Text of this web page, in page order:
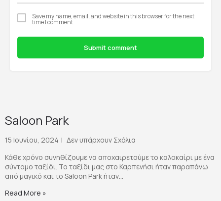
Save my name, email, and website in this browser for the next
time I comment.
Submit comment
Saloon Park
15 Ιουνίου, 2024
Δεν υπάρχουν Σχόλια
Κάθε χρόνο συνηθίζουμε να αποχαιρετούμε το καλοκαίρι με ένα
σύντομο ταξίδι. Το ταξίδι μας στο Καρπενήσι ήταν παραπάνω
από μαγικό και το Saloon Park ήταν...
Read More »